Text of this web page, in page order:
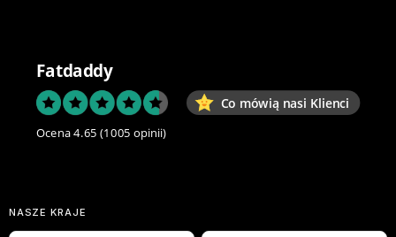
Fatdaddy
Co mówią nasi Klienci
Ocena 4.65 (1005 opinii)
NASZE KRAJE